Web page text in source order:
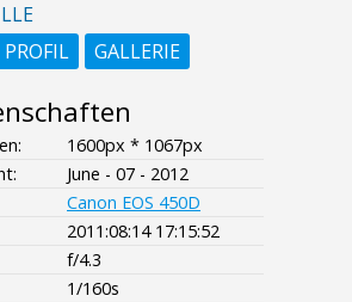
PROFIL
GALLERIE
1600px * 1067px
June - 07 - 2012
Canon EOS 450D
2011:08:14 17:15:52
f/4.3
1/160s